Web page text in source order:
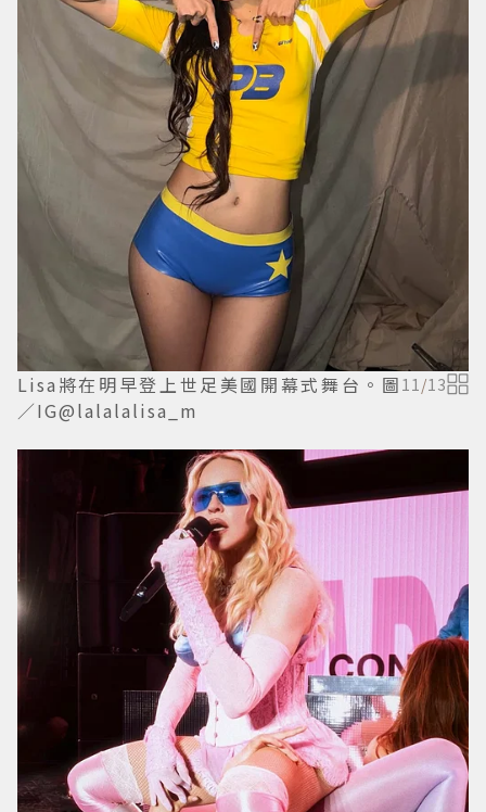
Lisa將在明早登上世足美國開幕式舞台。圖
／IG@lalalalisa_m
11 /13